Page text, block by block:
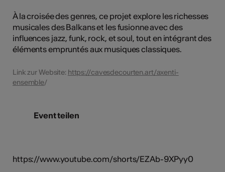
À la croisée des genres, ce projet explore les richesses
musicales des Balkans et les fusionne avec des
influences jazz, funk, rock, et soul, tout en intégrant des
éléments empruntés aux musiques classiques.
Link zur Website: https://cavesdecourten.art/axenti-
ensemble/
Event teilen
https://www.youtube.com/shorts/EZAb-9XPyy0